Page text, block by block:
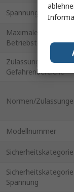
Spannung max.
Maximale
Betriebstemperatur
Zulassung für
Gefahrenbereiche
Normen/
Modellnummer
Sicherheitskategorie
Sicherheitskategorie
Spannung